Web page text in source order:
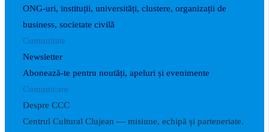
ONG-uri, instituții, universități, clustere, organizații de
business, societate civilă
Comunitate
Newsletter
Abonează-te pentru noutăți, apeluri și evenimente
Comunicare
Despre CCC
Centrul Cultural Clujean — misiune, echipă și parteneriate.